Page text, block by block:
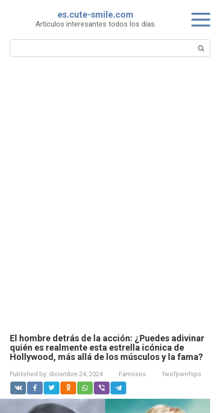
es.cute-smile.com
Artículos interesantes todos los días.
Search:
El hombre detrás de la acción: ¿Puedes adivinar
quién es realmente esta estrella icónica de
Hollywood, más allá de los músculos y la fama?
Published by: diciembre 24, 2024 Famosos fwofpwnfsps